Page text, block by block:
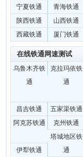
宁夏铁通
青海铁通
陕西铁通
山西铁通
西藏铁通
厦门铁通
在线铁通网速测试
乌鲁木齐铁
通
克拉玛依铁
通
昌吉铁通 五家渠铁通
阿克苏铁通
克州铁通
伊犁铁通
塔城地区铁
通